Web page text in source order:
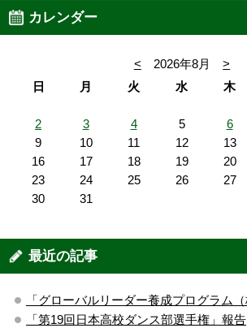
カレンダー
< 2026年8月
>
日
月 火 水 木
2
3 4 5 6
9
10 11 12 13
16
17 18 19 20
23
24 25 26 27
30
31
最近の記事
「グローバルリーダー養成プログラム
「第19回日本高校ダンス部選手権」報告